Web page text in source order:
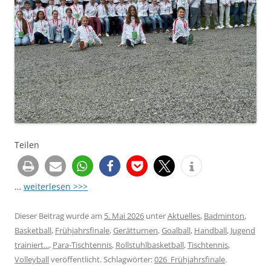
Teilen
… weiterlesen >>>
Dieser Beitrag wurde am 5. Mai 2026 unterAktuelles, Badminton,
Basketball, Frühjahrsfinale,Gerätturnen,Goalball, Handball, Jugend
trainiert..., Para-Tischtennis, Rollstuhlbasketball,Tischtennis,
Volleyballveröffentlicht. Schlagwörter:026_Frühjahrsfinale.